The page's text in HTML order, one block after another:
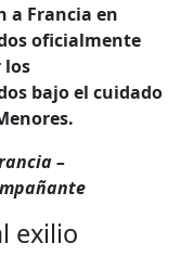
a Francia en
oficialmente
los
bajo el cuidado
–
exilio